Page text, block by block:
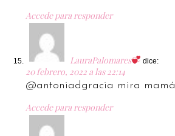
Accede para responder
LauraPalomares dice:
20 febrero, 2022 a las 22:14
@antoniadgracia mira mamá
Accede para responder